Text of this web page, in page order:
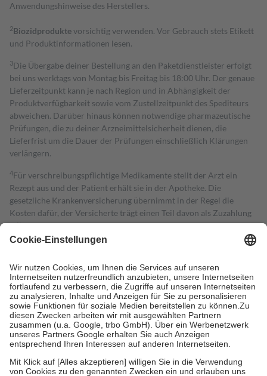
Anwendungshinweise des Herstellers.
2Biozidproduktevorsichtig verwenden. Vor Gebrauch stets Etikett
und Produktinformationen lesen.
3Die Übergabe deiner Bestellung an den Paketdienstleister erfolgt
bei uns werktags von Montag bis Freitag bis 18:00 Uhr. Der genaue
Lieferzeitpunkt kann je nach Region und in Abhängigkeit der
Produktverfügbarkeit sowie vom Zustellzeitpunkt des Spediteurs
abweichen. Darüber hinaus können notwendige pharmazeutische
Prüfungen, die zu deiner Arzneimittelsicherheit dienen, die
Lieferfrist um die Dauer der Prüfungen einschließlich Klärungen
verlängern.
4Für verschreibungspflichtige Medikamente stellt der Arzt ein
Rezept aus und der Patient erhält sie in der Apotheke. Die
gesetzliche Krankenversicherung übernimmt in der Regel die
Kosten dafür, der Versicherte trägt einen Teil davon als Zuzahlung
mit.
Grundsätzlich leisten Mitglieder Zuzahlungen in Höhe von zehn
höchstens zehn Euro.
Es sind jedoch nie mehr als die tatsächlichen
Kosten der Leistung zu entrichten.
Diese Regeln gelten grundsätzlich auch für Online-Apotheken.
Bei Heilmitteln und häuslicher Krankenpflege beträgt die
Zuzahlung zehn Prozent der Kosten sowie zehn Euro je
Verordnung.
Um das Engagement der Versicherten für ihre eigene Gesundheit zu
stärken und die besondere Stellung der Familie zu unterstützen,
fallenkeine Zuzahlungenan bei: